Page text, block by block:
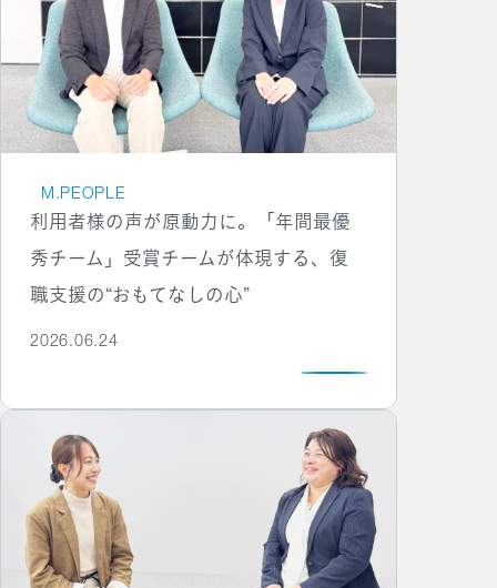
M.PEOPLE
利用者様の声が原動力に。「年間最優
秀チーム」受賞チームが体現する、復
職支援の“おもてなしの心”
2026.06.24